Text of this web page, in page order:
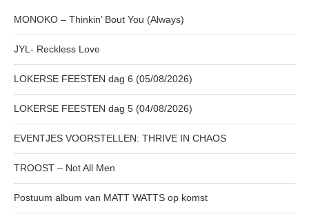
MONOKO – Thinkin’ Bout You (Always)
JYL- Reckless Love
LOKERSE FEESTEN dag 6 (05/08/2026)
LOKERSE FEESTEN dag 5 (04/08/2026)
EVENTJES VOORSTELLEN: THRIVE IN CHAOS
TROOST – Not All Men
Postuum album van MATT WATTS op komst